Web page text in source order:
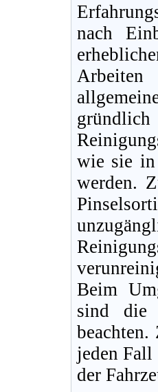
nach
wie sie in
werden.
Beim
sind die
jeden Fall
der